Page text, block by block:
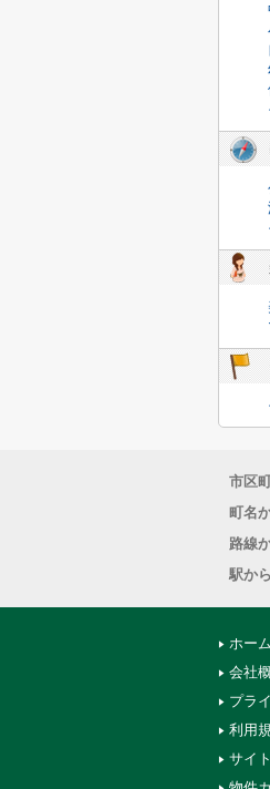
市区
町名
路線
駅か
ホーム
会社
プラ
利用
サイ